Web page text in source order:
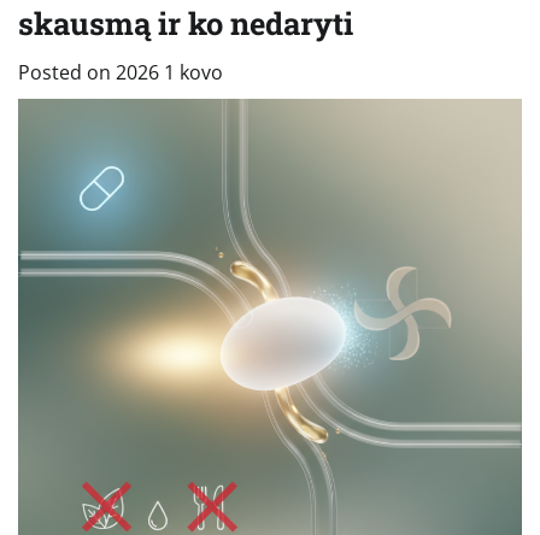
skausmą ir ko nedaryti
Posted on 2026 1 kovo